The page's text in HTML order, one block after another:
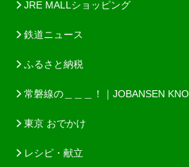
JRE MALLショッピング
鉄道ニュース
ふるさと納税
常磐線の＿＿＿！｜JOBANSEN
東京 おでかけ
レシピ・献立